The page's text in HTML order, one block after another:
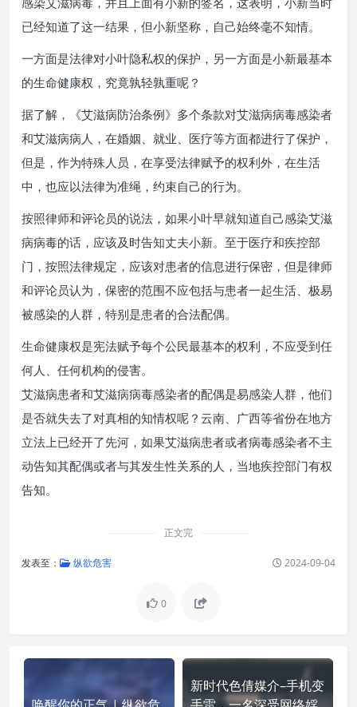
已经知道了这一结果，但小新坚称，自己始终毫不知情。
一方面是法律对小叶隐私权的保护，另一方面是小新最基本
的生命健康权，究竟孰轻孰重呢？
据了解，《艾滋病防治条例》多个条款对艾滋病病毒感染者
和艾滋病病人，在婚姻、就业、医疗等方面都进行了保护，
但是，作为特殊人员，在享受法律赋予的权利外，在生活
中，也应以法律为准绳，约束自己的行为。
按照律师和评论员的说法，如果小叶早就知道自己感染艾滋
病病毒的话，应该及时告知丈夫小新。至于医疗和疾控部
门，按照法律规定，应该对患者的信息进行保密，但是律师
和评论员认为，保密的范围不应包括与患者一起生活、极易
被感染的人群，特别是患者的合法配偶。
生命健康权是宪法赋予每个公民最基本的权利，不应受到任
何人、任何机构的侵害。
艾滋病患者和艾滋病病毒感染者的配偶是易感染人群，他们
是否就失去了对真相的知情权呢？云南、广西等省份在地方
立法上已经开了先河，如果艾滋病患者或者病毒感染者不主
动告知其配偶或者与其发生性关系的人，当地疾控部门有权
告知。
正文完
发表至： 纵欲危害 2024-09-04
0
新时代色倩媒介–手机变